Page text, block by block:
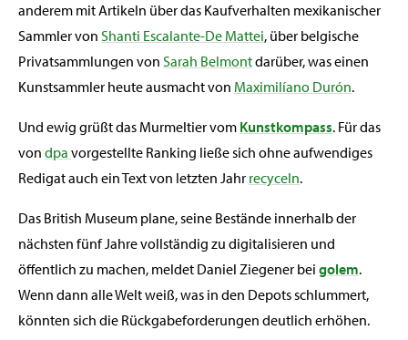
anderem mit Artikeln über das Kaufverhalten mexikanischer
Sammler von Shanti Escalante-De Mattei, über belgische
Privatsammlungen von Sarah Belmontdarüber, was einen
Kunstsammler heute ausmacht von Maximilíano Durón.
Und ewig grüßt das Murmeltier vom Kunstkompass. Für das
von dpa vorgestellte Ranking ließe sich ohne aufwendiges
Redigat auch ein Text von letzten Jahr recyceln.
Das British Museum plane, seine Bestände innerhalb der
nächsten fünf Jahre vollständig zu digitalisieren und
öffentlich zu machen, meldet Daniel Ziegener bei golem.
Wenn dann alle Welt weiß, was in den Depots schlummert,
könnten sich die Rückgabeforderungen deutlich erhöhen.